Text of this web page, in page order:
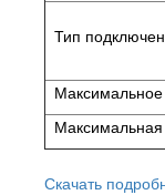
Тип
Максимальная
Скачать